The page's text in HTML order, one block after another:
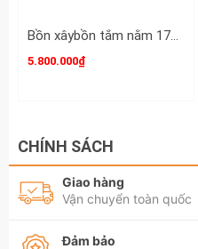
Bồn xâybồn tắm nằm 17m Việt Mỹ Acrylic-17Y
5.800.000₫
CHÍNH SÁCH
Giao hàng
Vận chuyển toàn quốc
Đảm bảo